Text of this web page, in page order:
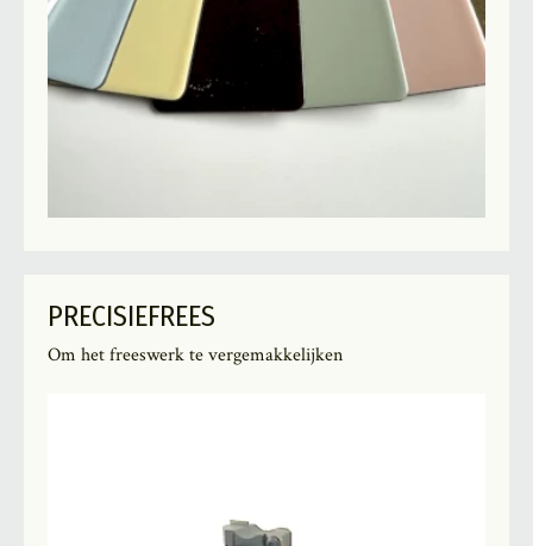
PRECISIEFREES
Om het freeswerk te vergemakkelijken